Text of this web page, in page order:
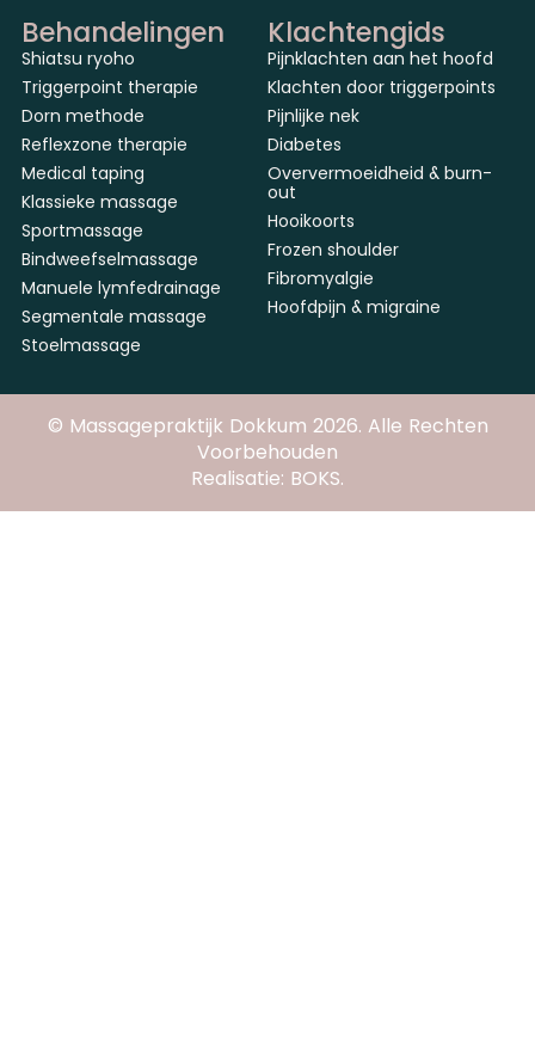
Behandelingen
Shiatsu ryoho
Triggerpoint therapie
Dorn methode
Reflexzone therapie
Medical taping
Klassieke massage
Sportmassage
Bindweefselmassage
Manuele lymfedrainage
Segmentale massage
Stoelmassage
Klachtengids
Pijnklachten aan het hoofd
Klachten door triggerpoints
Pijnlijke nek
Diabetes
Oververmoeidheid & burn-
out
Hooikoorts
Frozen shoulder
Fibromyalgie
Hoofdpijn & migraine
© Massagepraktijk Dokkum 2026. Alle Rechten
Voorbehouden
Realisatie: BOKS.